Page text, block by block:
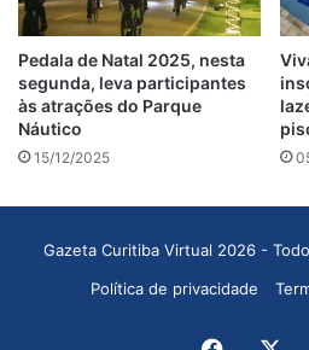
Pedala de Natal 2025, nesta
segunda, leva participantes
às atrações do Parque
Náutico
15/12/2025
Gazeta Curitiba Virtual 2026 -
Política de privacidade